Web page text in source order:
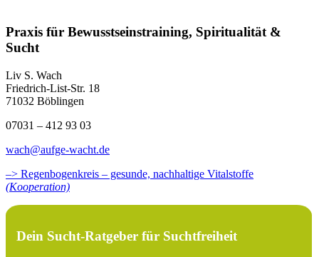
Praxis für Bewusstseinstraining, Spiritualität &
Sucht
Liv S. Wach
Friedrich-List-Str. 18
71032 Böblingen
07031 – 412 93 03
wach@aufge-wacht.de
–> Regenbogenkreis – gesunde, nachhaltige Vitalstoffe
(Kooperation)
Dein Sucht-Ratgeber für Suchtfreiheit